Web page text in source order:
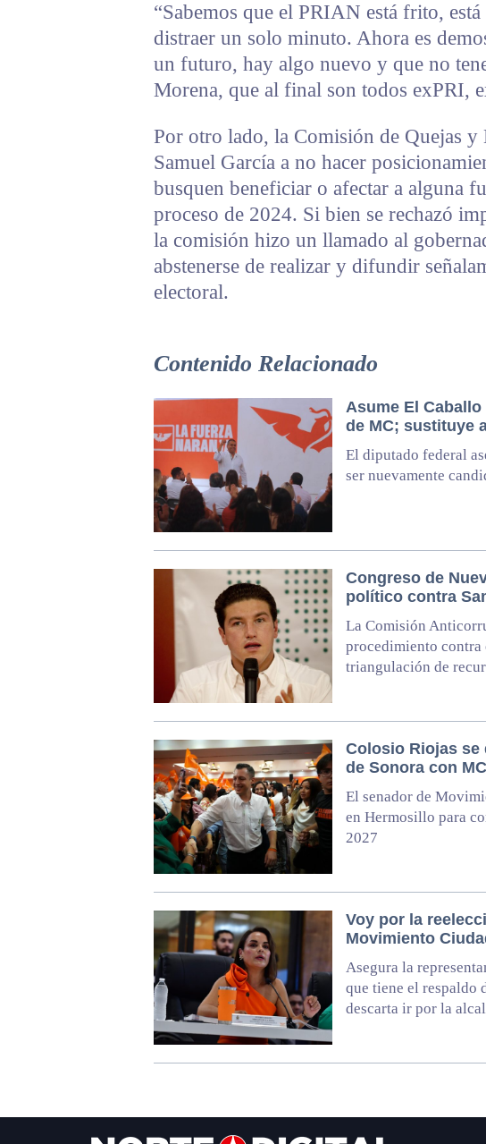
“Sabemos que el PRIAN está frito,
distraer un solo minuto. Ahora es
un futuro, hay algo nuevo y que no
Morena, que al final son todos exPRI,
Por otro lado, la Comisión de Quejas
Samuel García a no hacer
busquen beneficiar o afectar a alguna
proceso de 2024. Si bien se rechazó
la comisión hizo un llamado al
abstenerse de realizar y difundir
electoral.
Contenido Relacionado
Asume El
de MC; sustituye
El diputado federal
ser nuevamente
Congreso de
político contra
La Comisión
procedimiento contra
triangulación de
Colosio Riojas se
de Sonora con MC
El senador de
en Hermosillo para
2027
Voy por la
Movimiento
Asegura la
que tiene el respaldo
descarta ir por la